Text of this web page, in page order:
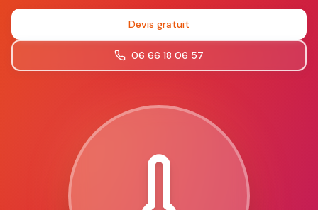
Devis gratuit
06 66 18 06 57